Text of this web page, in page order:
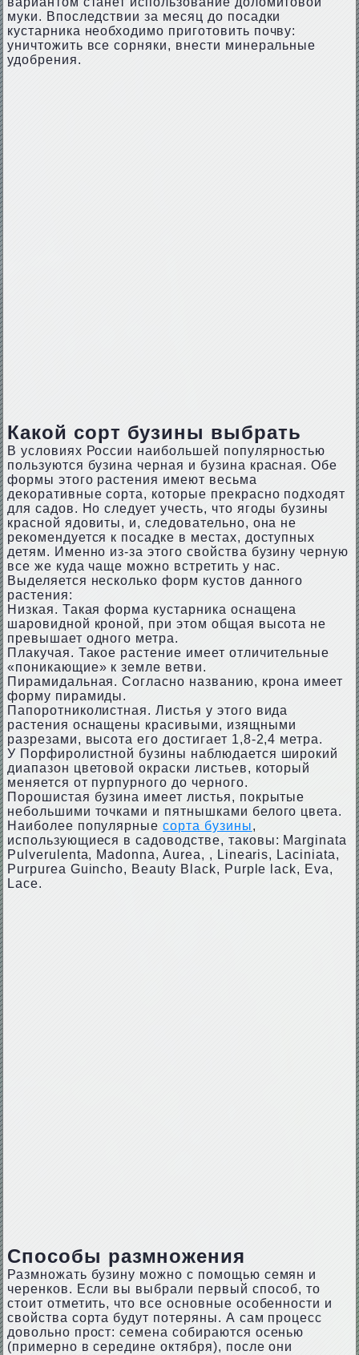
муки. Впоследствии за месяц до посадки
кустарника необходимо приготовить почву:
уничтожить все сорняки, внести минеральные
удобрения.
Какой сорт бузины выбрать
В условиях России наибольшей популярностью
пользуются бузина черная и бузина красная. Обе
формы этого растения имеют весьма
декоративные сорта, которые прекрасно подходят
для садов. Но следует учесть, что ягоды бузины
красной ядовиты, и, следовательно, она не
рекомендуется к посадке в местах, доступных
детям. Именно из-за этого свойства бузину черную
все же куда чаще можно встретить у нас.
Выделяется несколько форм кустов данного
растения:
Низкая. Такая форма кустарника оснащена
шаровидной кроной, при этом общая высота не
превышает одного метра.
Плакучая. Такое растение имеет отличительные
«поникающие» к земле ветви.
Пирамидальная. Согласно названию, крона имеет
форму пирамиды.
Папоротниколистная. Листья у этого вида
растения оснащены красивыми, изящными
разрезами, высота его достигает 1,8-2,4 метра.
У Порфиролистной бузины наблюдается широкий
диапазон цветовой окраски листьев, который
меняется от пурпурного до черного.
Порошистая бузина имеет листья, покрытые
небольшими точками и пятнышками белого цвета.
Наиболее популярныесорта бузины,
использующиеся в садоводстве, таковы: Marginata
Pulverulenta, Madonna, Aurea, , Linearis, Laciniata,
Purpurea Guincho, Beauty Black, Purple lack, Eva,
Lace.
Способы размножения
Размножать бузину можно с помощью семян и
черенков. Если вы выбрали первый способ, то
стоит отметить, что все основные особенности и
свойства сорта будут потеряны. А сам процесс
довольно прост: семена собираются осенью
(примерно в середине октября), после они